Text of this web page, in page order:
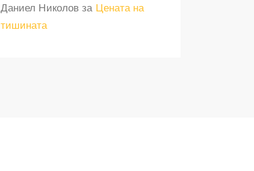
Даниел Николов за Цената на
тишината